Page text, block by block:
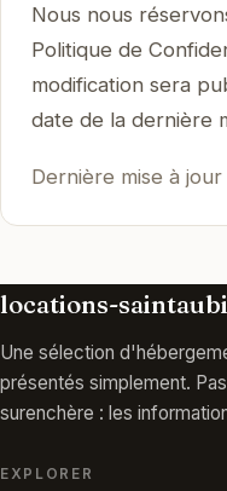
Nous nous
Politique de
modification sera
date de la dernière
Dernière mise à
locations-
Une sélection
présentés simplement.
surenchère : les
EXPLORER